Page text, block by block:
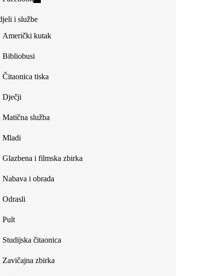
external)
external)
i službe
Američki kutak
Bibliobusi
Čitaonica tiska
Dječji
Matična služba
Mladi
Glazbena i filmska zbirka
Nabava i obrada
Odrasli
Pult
Studijska čitaonica
Zavičajna zbirka